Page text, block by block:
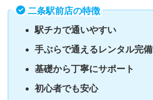
二条駅前店の特徴
駅チカで通いやすい
手ぶらで通えるレンタル完備
基礎から丁寧にサポート
初心者でも安心